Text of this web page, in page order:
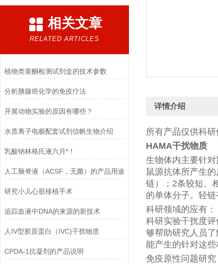
相关文章
RELATED ARTICLES
植物类黄酮检测试剂盒的技术参数
分析胰腺癌化学的免疫疗法
开展动物实验的原因有哪些？
水质离子电极配套试剂信帆生物介绍
乳酸钠林格氏液六月*！
人工脑脊液（ACSF，无菌）的产品用途
研究小儿心脏移植手术
追踪血液中DNA的来源的新技术
人IV型胶原蛋白（IVC)干扰物质
CPDA-1抗凝剂的产品说明
详情介绍
所有产品仅供科
HAMA干扰物质
生物体内主要针
鼠源抗体所产生
链）；2条较短、
的单体分子。轻
科研领域的应有：
科研实验干扰度评
够帮助研究人员
能产生的针对这
免疫原性问题研究